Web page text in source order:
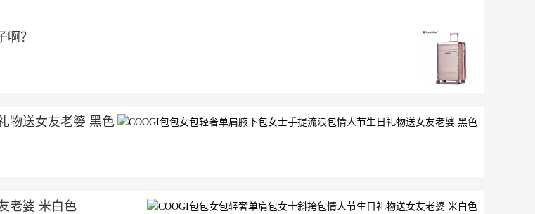
？
物送女友老婆 黑色
老婆 米白色